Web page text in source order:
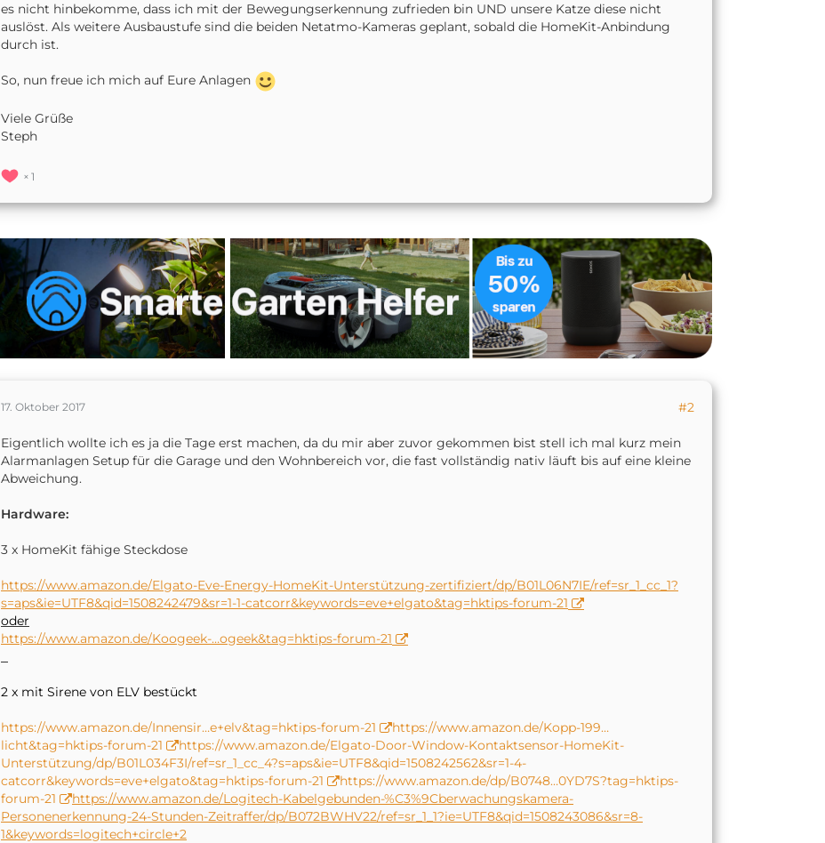
es nicht hinbekomme, dass ich mit der Bewegungserkennung zufrieden bin UND unsere Katze diese nicht
auslöst. Als weitere Ausbaustufe sind die beiden Netatmo-Kameras geplant, sobald die HomeKit-Anbindung
durch ist.
So, nun freue ich mich auf Eure Anlagen
Viele Grüße
Steph
1
17. Oktober 2017 #2
Eigentlich wollte ich es ja die Tage erst machen, da du mir aber zuvor gekommen bist stell ich mal kurz mein
Alarmanlagen Setup für die Garage und den Wohnbereich vor, die fast vollständig nativ läuft bis auf eine kleine
Abweichung.
Hardware:
3 x HomeKit fähige Steckdose
https://www.amazon.de/Elgato-Eve-Energy-HomeKit-Unterstützung-zertifiziert/dp/B01L06N7IE/ref=sr_1_cc_1?
s=aps&ie=UTF8&qid=1508242479&sr=1-1-catcorr&keywords=eve+elgato&tag=hktips-forum-21
oder
https://www.amazon.de/Koogeek-…ogeek&tag=hktips-forum-21
2 x mit Sirene von ELV bestückt
https://www.amazon.de/Innensir…e+elv&tag=hktips-forum-21
https://www.amazon.de/Kopp-199…
licht&tag=hktips-forum-21
https://www.amazon.de/Elgato-Door-Window-Kontaktsensor-HomeKit-
Unterstützung/dp/B01L034F3I/ref=sr_1_cc_4?s=aps&ie=UTF8&qid=1508242562&sr=1-4-
catcorr&keywords=eve+elgato&tag=hktips-forum-21
https://www.amazon.de/dp/B0748…0YD7S?tag=hktips-
forum-21
https://www.amazon.de/Logitech-Kabelgebunden-%C3%9Cberwachungskamera-
Personenerkennung-24-Stunden-Zeitraffer/dp/B072BWHV22/ref=sr_1_1?ie=UTF8&qid=1508243086&sr=8-
1&keywords=logitech+circle+2